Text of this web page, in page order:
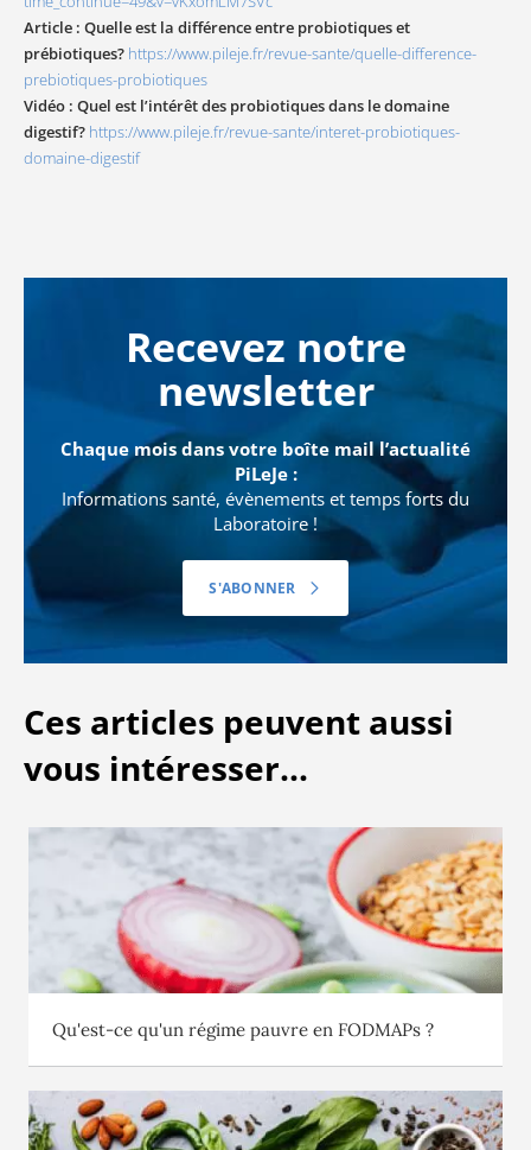
Article : Quelle est la différence entre probiotiques et
prébiotiques? https://www.pileje.fr/revue-sante/quelle-difference-
prebiotiques-probiotiques
Vidéo : Quel est l’intérêt des probiotiques dans le domaine
digestif? https://www.pileje.fr/revue-sante/interet-probiotiques-
domaine-digestif
Recevez notre
newsletter
Chaque mois dans votre boîte mail l’actualité
PiLeJe :
Informations santé, évènements et temps forts du
Laboratoire !
S'ABONNER
Ces articles peuvent aussi
vous intéresser...
Qu'est-ce qu'un régime pauvre en FODMAPs ?